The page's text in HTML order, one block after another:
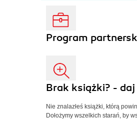
Program
Brak książki? - daj
Nie znalazłeś książki, którą
Dołożymy wszelkich starań, by